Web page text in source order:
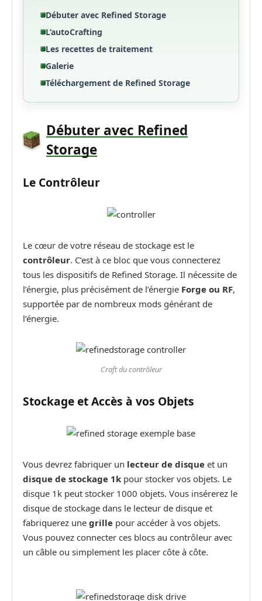
Débuter avec Refined Storage
L’autoCrafting
Les recettes de traitement
Galerie
Téléchargement de Refined Storage
Débuter avec Refined
Storage
Le Contrôleur
Le cœur de votre réseau de stockage est le
contrôleur. C’est à ce bloc que vous connecterez
tous les dispositifs de Refined Storage. Il nécessite de
l’énergie, plus précisément de l’énergie Forge ou RF,
supportée par de nombreux mods générant de
l’énergie.
Craft du contrôleur
Stockage et Accès à vos Objets
Vous devrez fabriquer un lecteur de disque et un
disque de stockage 1k pour stocker vos objets. Le
disque 1k peut stocker 1000 objets. Vous insérerez le
disque de stockage dans le lecteur de disque et
fabriquerez une grille pour accéder à vos objets.
Vous pouvez connecter ces blocs au contrôleur avec
un câble ou simplement les placer côte à côte.